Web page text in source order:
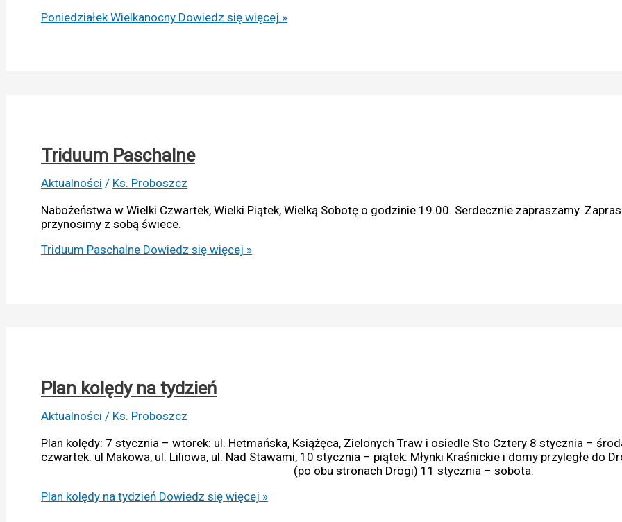
Poniedziałek Wielkanocny Dowiedz się więcej »
Triduum Paschalne
Aktualności / Ks. Proboszcz
Nabożeństwa w Wielki Czwartek, Wielki Piątek, Wielką Sobotę o godzinie 19.00. Serdecznie zapraszamy.
przynosimy z sobą świece.
Triduum Paschalne Dowiedz się więcej »
Plan kolędy na tydzień
Aktualności / Ks. Proboszcz
Plan kolędy: 7 stycznia – wtorek: ul. Hetmańska, Książęca, Zielonych Traw i osiedle Sto Cztery 8 stycznia –
czwartek: ul Makowa, ul. Liliowa, ul. Nad Stawami, 10 stycznia – piątek: Młynki Kraśnickie i
(po obu stronach Drogi) 11 stycznia – sobota:
Plan kolędy na tydzień Dowiedz się więcej »